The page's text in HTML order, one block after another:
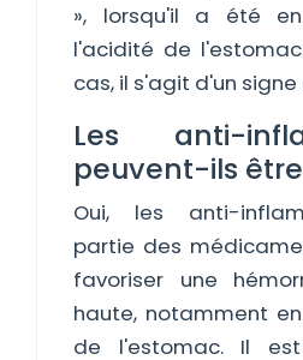
», lorsqu'il a été
l'acidité de
cas, il s'agit d'un
Les anti-
peuvent-ils
Oui, les anti-
partie des
favoriser une
haute, notamment
de l'estomac. Il